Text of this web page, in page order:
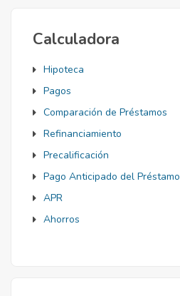
Calculadora
Hipoteca
Pagos
Comparación de Préstamos
Refinanciamiento
Precalificación
Pago Anticipado del Préstamo
APR
Ahorros